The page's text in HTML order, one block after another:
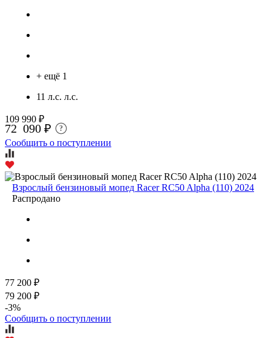
+ ещё 1
11 л.с. л.с.
109 990 ₽
72 090 ₽ ?
Сообщить о поступлении
Взрослый бензиновый мопед Racer RC50 Alpha (110) 2024
Распродано
77 200 ₽
79 200 ₽
-3%
Сообщить о поступлении